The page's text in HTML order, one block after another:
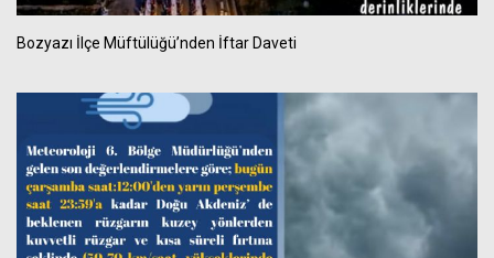
Bozyazı İlçe Müftülüğü’nden İftar Daveti